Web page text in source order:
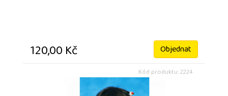
120,00 Kč Objednat
Kód produktu: 2224